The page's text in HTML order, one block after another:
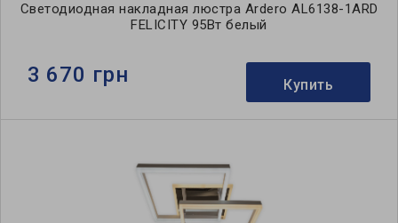
Светодиодная накладная люстра Ardero AL6138-1ARD
FELICITY 95Вт белый
3 670 грн Купить